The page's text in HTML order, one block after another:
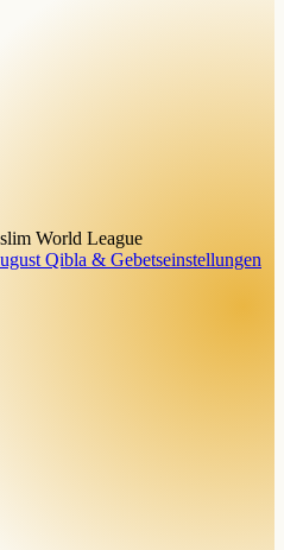
World League
Qibla & Gebetseinstellungen